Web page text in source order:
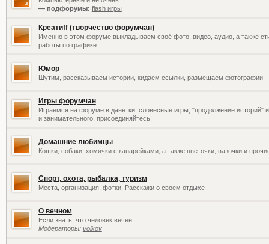
— подфорумы: flash игры
Креатиff (творчество форумчан)
Именно в этом форуме выкладываем своё фото, видео, аудио, а также
работы по графике
Юмор
Шутим, рассказываем истории, кидаем ссылки, размещаем фотографии
Игры форумчан
Играемся на форуме в данетки, словесные игры, "продолжение историй"
и занимательного, присоединяйтесь!
Домашние любимцы
Кошки, собаки, хомячки с канарейками, а также цветочки, вазочки и
Спорт, охота, рыбалка, туризм
Места, организация, фотки. Расскажи о своем отдыхе
О вечном
Если знать, что человек вечен
Модераторы: volkov